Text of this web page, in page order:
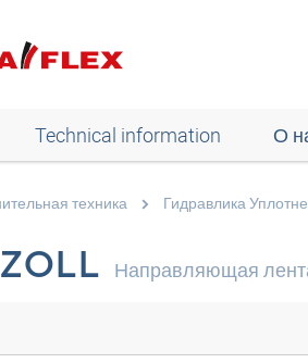
Technical information О
техника Гидравлика
Направляющая